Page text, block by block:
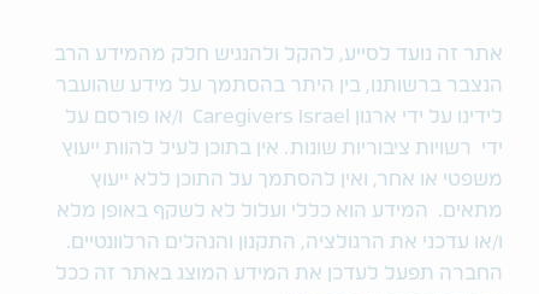
אתר זה נועד לסייע, להקל ולהנגיש חלק מהמידע הרב
הנצבר ברשותנו, בין היתר בהסתמך על מידע שהועבר
לידינו על ידי ארגון Caregivers Israel ו/או פורסם על
ידי רשויות ציבוריות שונות. אין בתוכן לעיל להוות ייעוץ
משפטי או אחר, ואין להסתמך על התוכן ללא ייעוץ
מתאים. המידע הוא כללי ועלול לא לשקף באופן מלא
ו/או עדכני את הרגולציה, התקנון והנהלים הרלוונטיים.
החברה תפעל לעדכן את המידע המוצג באתר זה ככל